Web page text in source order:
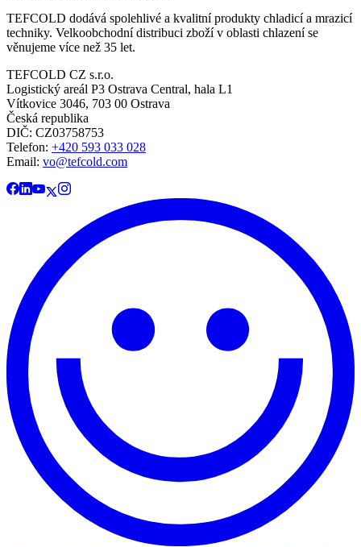
TEFCOLD dodává spolehlivé a kvalitní produkty chladicí a mrazicí
techniky. Velkoobchodní distribuci zboží v oblasti chlazení se
věnujeme více než 35 let.
TEFCOLD CZ s.r.o.
Logistický areál P3 Ostrava Central, hala L1
Vítkovice 3046, 703 00 Ostrava
Česká republika
DIČ: CZ03758753​​​​​​
Telefon: +420 593 033 028
Email: vo@tefcold.com